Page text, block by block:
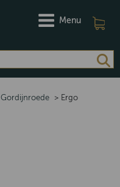
Menu
Gordijnroede > Ergo